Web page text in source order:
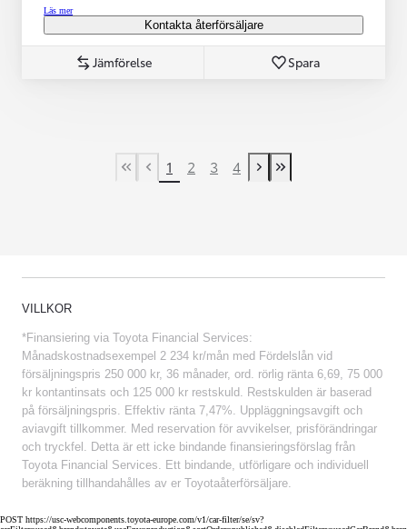
Läs mer
Kontakta återförsäljare
Jämförelse Spara
First Page
Previous page
1 2 3 4
Next page
Last Page
VILLKOR
*Finansiering via Toyota Financial Services:
Månadskostnadsexempel 2 234 kr/mån med Fördelslån vid
försäljningspris 250 000 kr, 36 månader, ord. rörlig ränta 6,69, 75 000
kr kontantinsats och 125 000 kr restskuld. Restskulden är baserad
på försäljningspris. Effektiv ränta 7,47%. Uppläggningsavgift och
aviavgift tillkommer. Med reservation för avvikelser, prisförändringar
och tryckfel. Detta är ett icke bindande finansieringsförslag från
Toyota Financial Services. Ett bindande, utförligare och individuell
beräkning tillhandahålles av er Toyotaåterförsäljare.
POST https://usc-webcomponents.toyota-europe.com/v1/car-filter/se/sv?